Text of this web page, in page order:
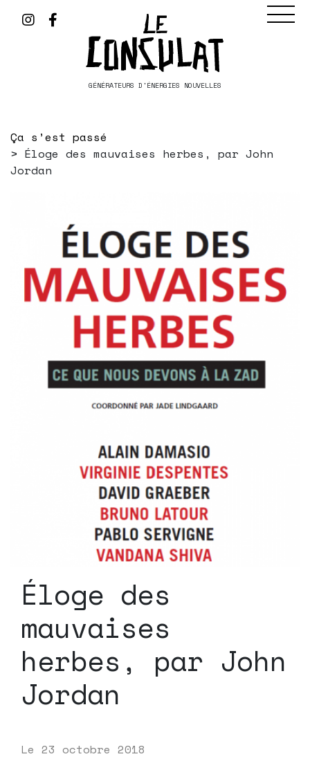
GÉNÉRATEURS D'ÉNERGIES NOUVELLES
Ça s’est passé
Éloge des mauvaises herbes, par John
Jordan
Éloge des
mauvaises
herbes, par John
Jordan
Le 23 octobre 2018